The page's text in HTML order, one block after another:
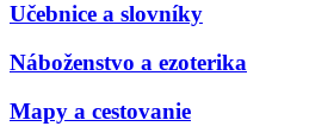
Učebnice a slovníky
Náboženstvo a ezoterika
Mapy a cestovanie